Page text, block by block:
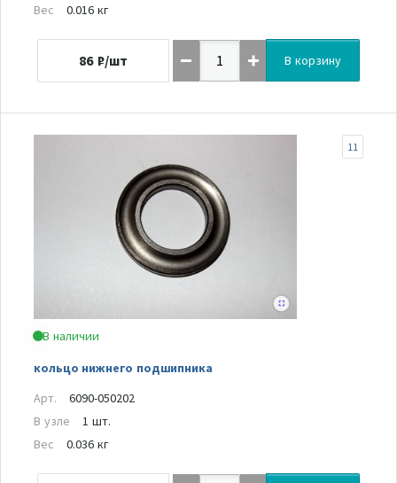
Вес
0.016 кг
86 ₽/шт В корзину
В наличии
кольцо нижнего подшипника
11
Арт.
6090-050202
В узле
1 шт.
Вес
0.036 кг